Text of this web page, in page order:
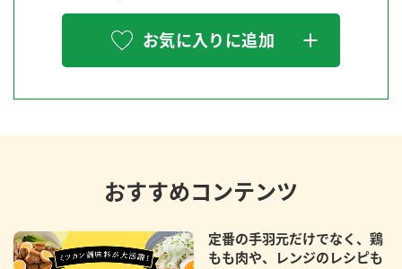
お気に入りに追加
おすすめコンテンツ
定番の手羽元だけでなく、鶏
もも肉や、レンジのレシピも